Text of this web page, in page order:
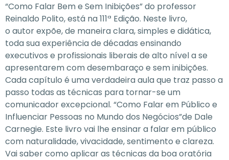
“Como Falar Bem e Sem Inibições” do professor
Reinaldo Polito, está na 111ª Edição. Neste livro,
o autor expõe, de maneira clara, simples e didática,
toda sua experiência de décadas ensinando
executivos e profissionais liberais de alto nível a se
apresentarem com desembaraço e sem inibições.
Cada capítulo é uma verdadeira aula que traz passo a
passo todas as técnicas para tornar-se um
comunicador excepcional. “Como Falar em Público e
Influenciar Pessoas no Mundo dos Negócios”de Dale
Carnegie. Este livro vai lhe ensinar a falar em público
com naturalidade, vivacidade, sentimento e clareza.
Vai saber como aplicar as técnicas da boa oratória